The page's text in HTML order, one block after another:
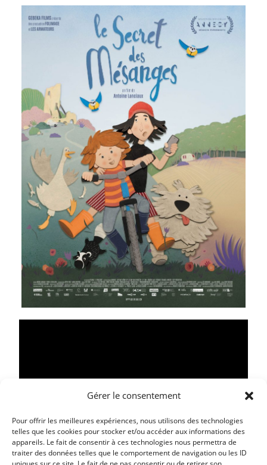
Gérer le consentement
Pour offrir les meilleures expériences, nous utilisons des technologies
telles que les cookies pour stocker et/ou accéder aux informations des
appareils. Le fait de consentir à ces technologies nous permettra de
traiter des données telles que le comportement de navigation ou les ID
Article précédent